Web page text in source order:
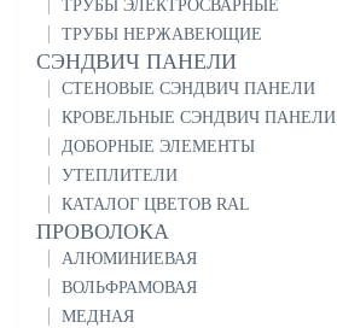
ТРУБЫ ЭЛЕКТРОСВАРНЫЕ
ТРУБЫ НЕРЖАВЕЮЩИЕ
СЭНДВИЧ ПАНЕЛИ
СТЕНОВЫЕ СЭНДВИЧ ПАНЕЛИ
КРОВЕЛЬНЫЕ СЭНДВИЧ ПАНЕЛИ
ДОБОРНЫЕ ЭЛЕМЕНТЫ
УТЕПЛИТЕЛИ
КАТАЛОГ ЦВЕТОВ RAL
ПРОВОЛОКА
АЛЮМИНИЕВАЯ
ВОЛЬФРАМОВАЯ
МЕДНАЯ